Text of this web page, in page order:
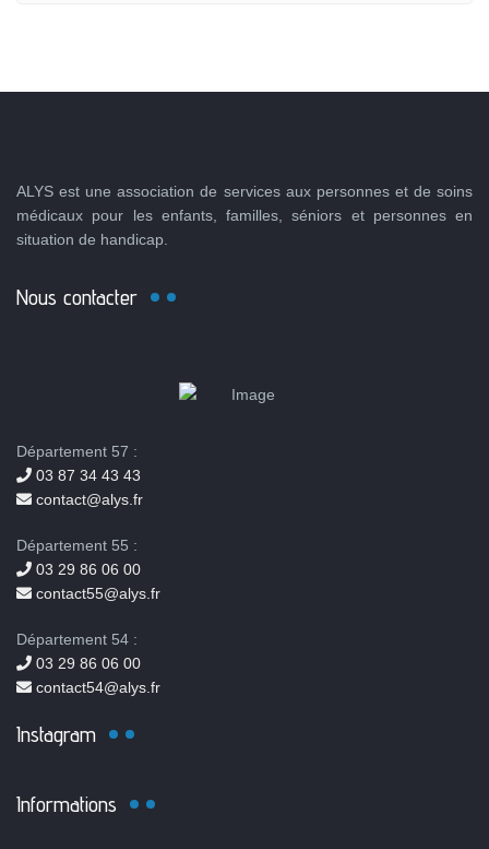
ALYS est une association de services aux personnes et de soins
médicaux pour les enfants, familles, séniors et personnes en
situation de handicap.
Nous contacter
Département 57 :
03 87 34 43 43
contact@alys.fr
Département 55 :
03 29 86 06 00
contact55@alys.fr
Département 54 :
03 29 86 06 00
contact54@alys.fr
Instagram
Informations